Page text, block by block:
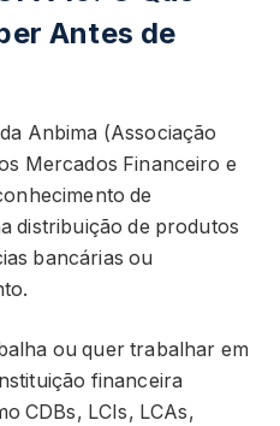
Antes de
Anbima (Associação
Mercados Financeiro e
de
distribuição de produtos
bancárias ou
ou quer trabalhar em
financeira
CDBs, LCIs, LCAs,